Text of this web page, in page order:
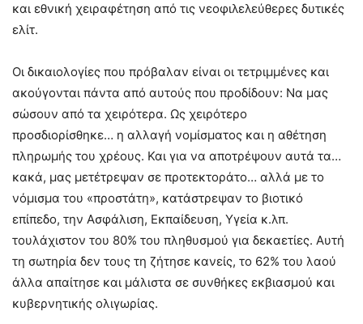
και εθνική χειραφέτηση από τις νεοφιλελεύθερες δυτικές
ελίτ.
Οι δικαιολογίες που πρόβαλαν είναι οι τετριμμένες και
ακούγονται πάντα από αυτούς που προδίδουν: Να μας
σώσουν από τα χειρότερα. Ως χειρότερο
προσδιορίσθηκε… η αλλαγή νομίσματος και η αθέτηση
πληρωμής του χρέους. Και για να αποτρέψουν αυτά τα…
κακά, μας μετέτρεψαν σε προτεκτοράτο… αλλά με το
νόμισμα του «προστάτη», κατάστρεψαν το βιοτικό
επίπεδο, την Ασφάλιση, Εκπαίδευση, Υγεία κ.λπ.
τουλάχιστον του 80% του πληθυσμού για δεκαετίες. Αυτή
τη σωτηρία δεν τους τη ζήτησε κανείς, το 62% του λαού
άλλα απαίτησε και μάλιστα σε συνθήκες εκβιασμού και
κυβερνητικής ολιγωρίας.